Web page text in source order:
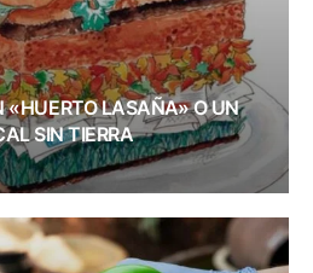
«HUERTO LASAÑA» O UN
SIN TIERRA